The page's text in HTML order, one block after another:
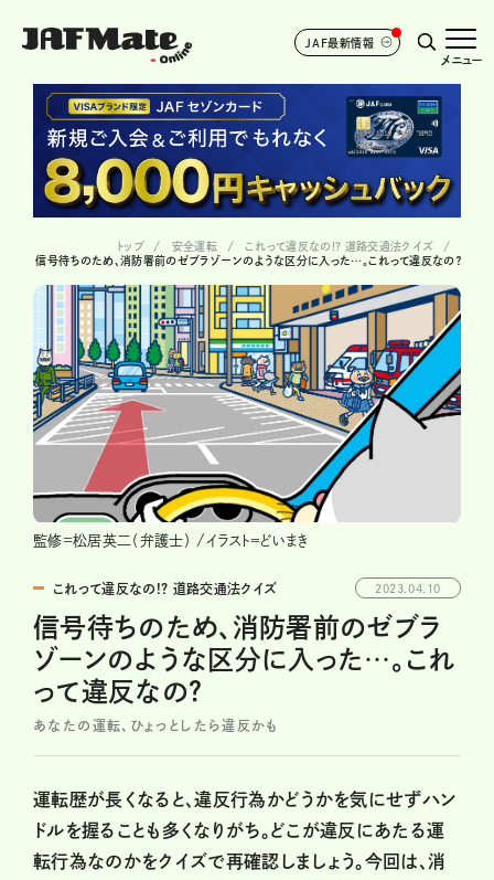
JAF最新情報
メニュー
トップ 安全運転
これって違反なの!? 道路交通法クイズ
信号待ちのため、消防署前のゼブラゾーンのような区分に入った…。これって違反なの？
監修=松居英二（弁護士） /イラスト＝どいまき
これって違反なの!? 道路交通法クイズ 2023.04.10
信号待ちのため、消防署前のゼブラ
ゾーンのような区分に入った…。これ
って違反なの？
あなたの運転、ひょっとしたら違反かも
運転歴が長くなると、違反行為かどうかを気にせずハン
ドルを握ることも多くなりがち。どこが違反にあたる運
転行為なのかをクイズで再確認しましょう。今回は、消